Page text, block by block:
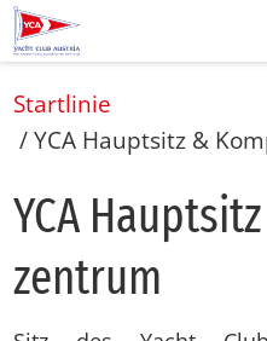
Startlinie
/YCA Hauptsitz &
YCA
zen­trum